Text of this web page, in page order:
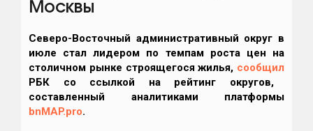
Москвы
Северо-Восточный административный округ в
июле стал лидером по темпам роста цен на
столичном рынке строящегося жилья, сообщил
РБК со ссылкой на рейтинг округов,
составленный аналитиками платформы
bnMAP.pro.